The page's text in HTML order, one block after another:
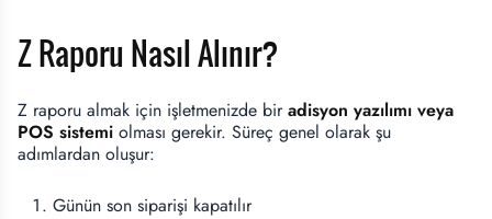
Z Raporu Nasıl Alınır?
Z raporu almak için işletmenizde biradisyon yazılımı veya
POS sistemi olması gerekir. Süreç genel olarak şu
adımlardan oluşur:
Günün son siparişi kapatılır